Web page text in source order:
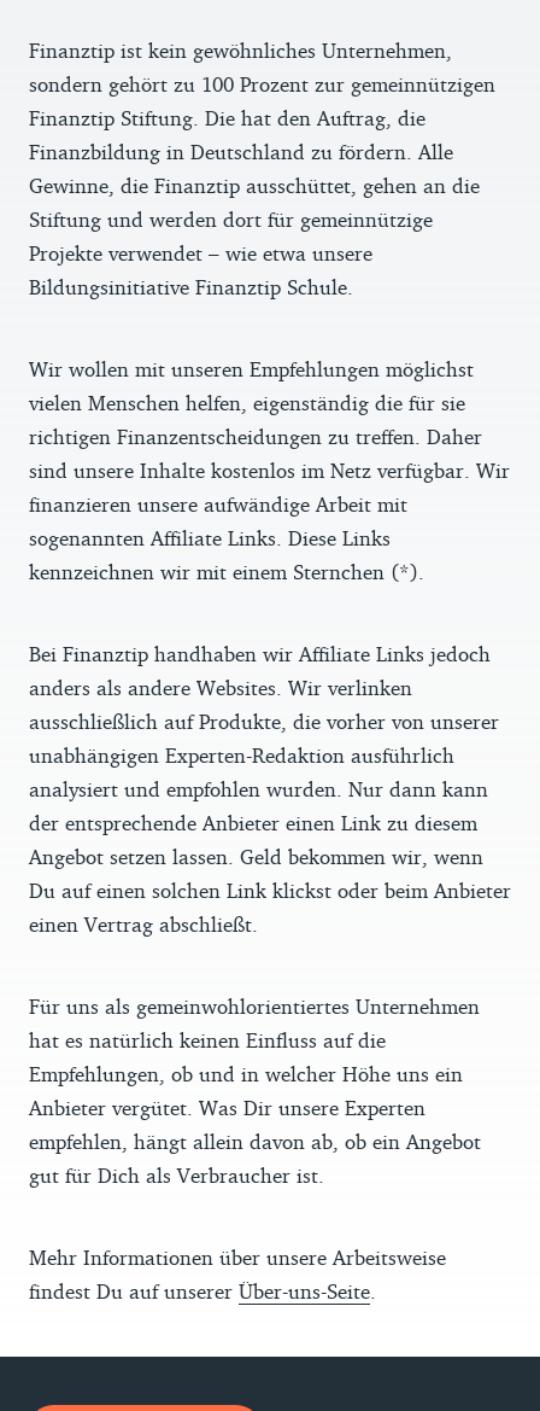
Finanztip ist kein gewöhnliches Unternehmen,
sondern gehört zu 100 Prozent zur gemeinnützigen
Finanztip Stiftung. Die hat den Auftrag, die
Finanzbildung in Deutschland zu fördern. Alle
Gewinne, die Finanztip ausschüttet, gehen an die
Stiftung und werden dort für gemeinnützige
Projekte verwendet – wie etwa unsere
Bildungsinitiative Finanztip Schule.
Wir wollen mit unseren Empfehlungen möglichst
vielen Menschen helfen, eigenständig die für sie
richtigen Finanzentscheidungen zu treffen. Daher
sind unsere Inhalte kostenlos im Netz verfügbar. Wir
finanzieren unsere aufwändige Arbeit mit
sogenannten Affiliate Links. Diese Links
kennzeichnen wir mit einem Sternchen (*).
Bei Finanztip handhaben wir Affiliate Links jedoch
anders als andere Websites. Wir verlinken
ausschließlich auf Produkte, die vorher von unserer
unabhängigen Experten-Redaktion ausführlich
analysiert und empfohlen wurden. Nur dann kann
der entsprechende Anbieter einen Link zu diesem
Angebot setzen lassen. Geld bekommen wir, wenn
Du auf einen solchen Link klickst oder beim Anbieter
einen Vertrag abschließt.
Für uns als gemeinwohlorientiertes Unternehmen
hat es natürlich keinen Einfluss auf die
Empfehlungen, ob und in welcher Höhe uns ein
Anbieter vergütet. Was Dir unsere Experten
empfehlen, hängt allein davon ab, ob ein Angebot
gut für Dich als Verbraucher ist.
Mehr Informationen über unsere Arbeitsweise
findest Du auf unserer Über-uns-Seite